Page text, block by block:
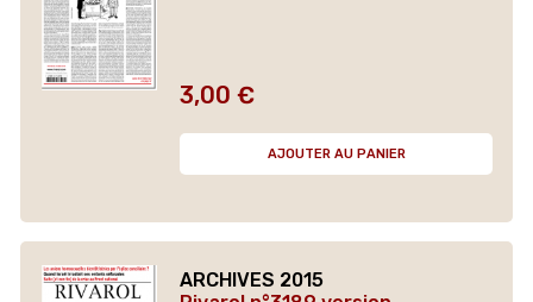
Prix
3,00 €
AJOUTER AU PANIER
ARCHIVES 2015